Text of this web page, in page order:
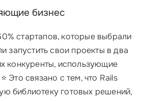
бизнес
стартапов, которые выбрали
запустить свои проекты в два
конкуренты, использующие
Это связано с тем, что Rails
библиотеку готовых решений,